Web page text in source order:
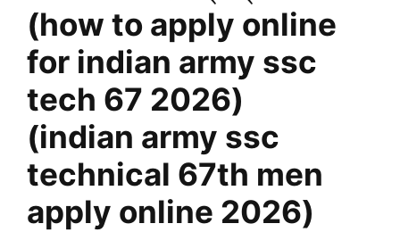
(how to apply online
for indian army ssc
tech 67 2026)
(indian army ssc
technical 67th men
apply online 2026)